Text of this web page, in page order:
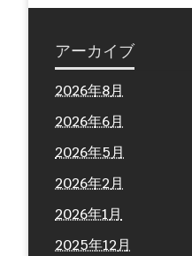
アーカイブ
2026年8月
2026年6月
2026年5月
2026年2月
2026年1月
2025年12月